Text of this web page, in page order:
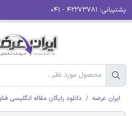
پشتیبانی:
ایران عرضه دانلود رایگان مقاله انگلیسی